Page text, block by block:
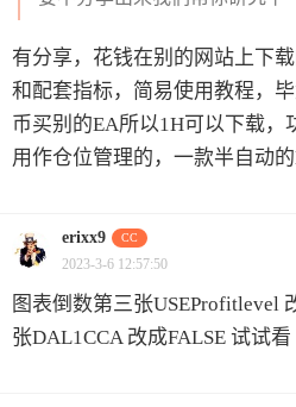
有分享，花钱在别的网站上下
和配套指标，简易使用教程，
币买别的EA所以1H可以下载，
用作仓位管理的，一款半自动的
erixx9 CC
2023-3-6 12:57:50
图表倒数第三张USEProfitlevel
张DAL1CCA 改成FALSE 试试看